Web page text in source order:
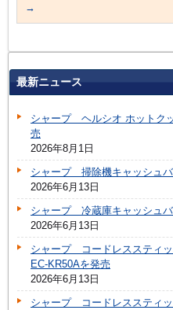
→
最新ニュース
シャープ ヘルシオ ホットク
売
2026年8月1日
シャープ 掃除機キャッシュバ
2026年6月13日
シャープ 冷蔵庫キャッシュバ
2026年6月13日
シャープ コードレススティ
EC-KR50Aを発売
2026年6月13日
シャープ コードレススティ